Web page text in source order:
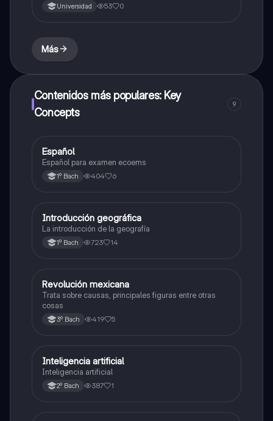
Universidad 53 0
Más
Contenidos más populares: Key
Concepts
9
Otros
Español
Español para examen ecoems
1º Bach 404 6
Otros
Introducción geográfica
La introducción de la geografía
1º Bach 723 14
Otros
Revolución mexicana
Trata sobre causas, principales figuras entre otras
cosas
3º Bach 419 5
Otros
Inteligencia artificial
Inteligencia artificial
2º Bach 387 1